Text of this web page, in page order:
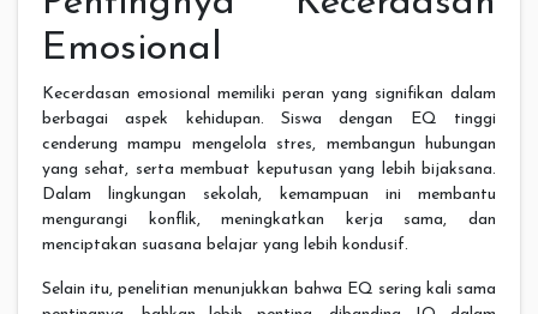
Emosional
Kecerdasan emosional memiliki peran yang signifikan dalam
berbagai aspek kehidupan. Siswa dengan EQ tinggi
cenderung mampu mengelola stres, membangun hubungan
yang sehat, serta membuat keputusan yang lebih bijaksana.
Dalam lingkungan sekolah, kemampuan ini membantu
mengurangi konflik, meningkatkan kerja sama, dan
menciptakan suasana belajar yang lebih kondusif.
Selain itu, penelitian menunjukkan bahwa EQ sering kali sama